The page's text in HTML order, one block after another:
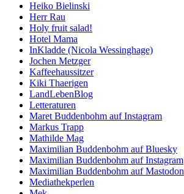
Heiko Bielinski
Herr Rau
Holy fruit salad!
Hotel Mama
InKladde (Nicola Wessinghage)
Jochen Metzger
Kaffeehaussitzer
Kiki Thaerigen
LandLebenBlog
Letteraturen
Maret Buddenbohm auf Instagram
Markus Trapp
Mathilde Mag
Maximilian Buddenbohm auf Bluesky
Maximilian Buddenbohm auf Instagram
Maximilian Buddenbohm auf Mastodon
Mediathekperlen